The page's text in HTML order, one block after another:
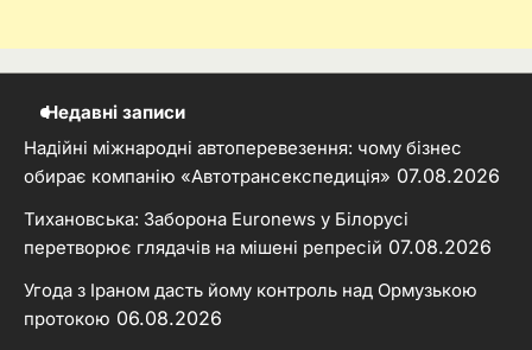
Недавні записи
Надійні міжнародні автоперевезення: чому бізнес
обирає компанію «Автотрансекспедиція» 07.08.2026
Тихановська: Заборона Euronews у Білорусі
перетворює глядачів на мішені репресій 07.08.2026
Угода з Іраном дасть йому контроль над Ормузькою
протокою 06.08.2026